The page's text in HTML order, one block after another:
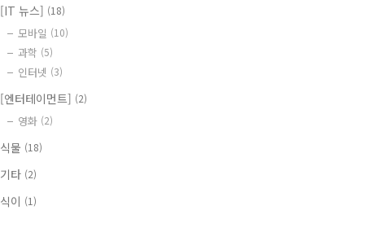
[IT 뉴스] (18)
모바일 (10)
과학 (5)
인터넷 (3)
[엔터테이먼트] (2)
영화 (2)
식물 (18)
기타 (2)
식이 (1)